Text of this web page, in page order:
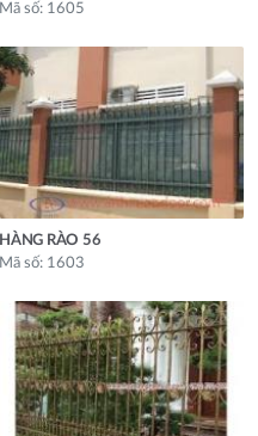
Mã số: 1605
HÀNG RÀO 56
Mã số: 1603